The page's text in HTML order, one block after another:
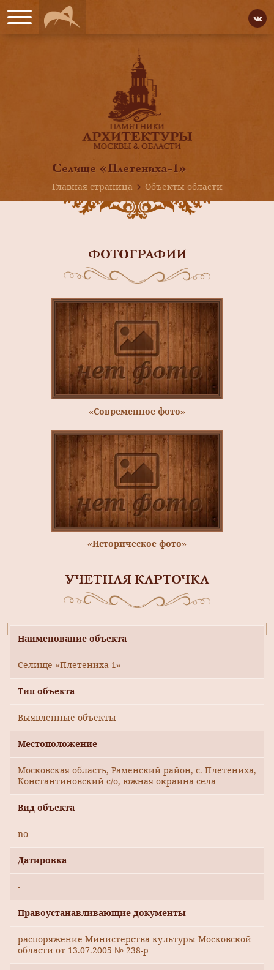
Селище «Плетениха-1»
Главная страница
Объекты области
ФОТОГРАФИИ
«Современное фото»
«Историческое фото»
УЧЕТНАЯ КАРТОЧКА
Наименование объекта
Селище «Плетениха-1»
Тип объекта
Выявленные объекты
Местоположение
Московская область, Раменский район, с. Плетениха,
Константиновский с/о, южная окраина села
Вид объекта
no
Датировка
-
Правоустанавливающие документы
распоряжение Министерства культуры Московской
области от 13.07.2005 № 238-р